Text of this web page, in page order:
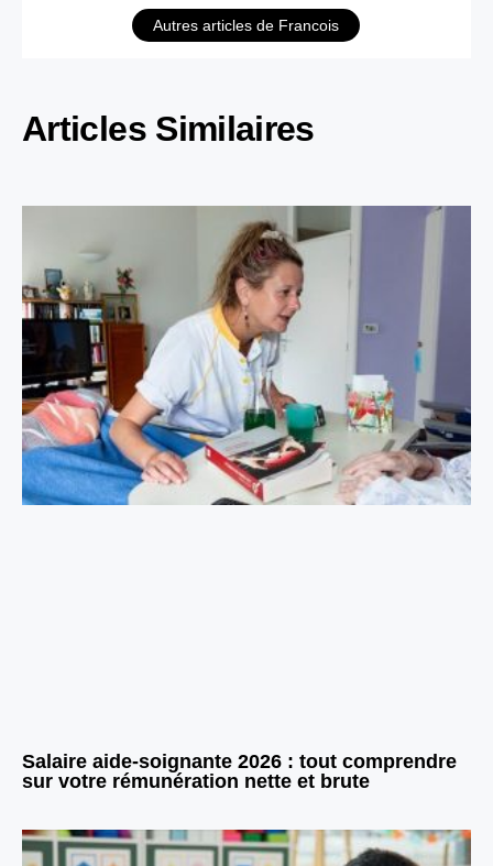
Autres articles de Francois
Articles Similaires
Salaire aide-soignante 2026 : tout comprendre
sur votre rémunération nette et brute